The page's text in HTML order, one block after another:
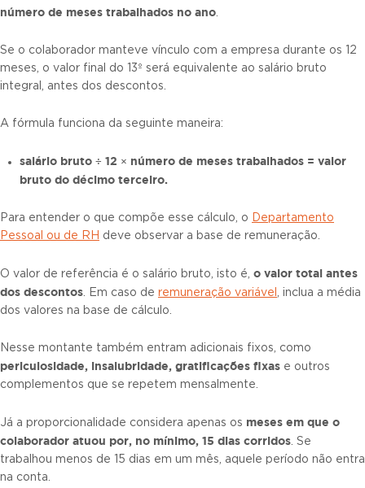
número de meses trabalhados no ano.
Se o colaborador manteve vínculo com a empresa durante os 12
meses, o valor final do 13º será equivalente ao salário bruto
integral, antes dos descontos.
A fórmula funciona da seguinte maneira:
salário bruto ÷ 12 × número de meses trabalhados = valor
bruto do décimo terceiro.
Para entender o que compõe esse cálculo, o Departamento
Pessoal ou de RH deve observar a base de remuneração.
O valor de referência é o salário bruto, isto é, o valor total antes
dos descontos. Em caso de remuneração variável , inclua a média
dos valores na base de cálculo.
Nesse montante também entram adicionais fixos, como
periculosidade, insalubridade, gratificações fixas e outros
complementos que se repetem mensalmente.
Já a proporcionalidade considera apenas os meses em que o
colaborador atuou por, no mínimo, 15 dias corridos. Se
trabalhou menos de 15 dias em um mês, aquele período não entra
na conta.